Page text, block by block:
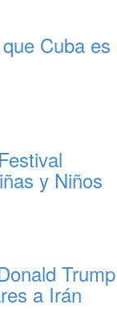
Cuba es
y Niños
Trump
a Irán